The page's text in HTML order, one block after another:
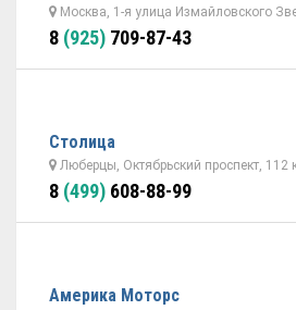
Москва, 1-я улица Измайловского
8 (925) 709-87-43
Столица
Люберцы, Октябрьский проспект, 112
8 (499) 608-88-99
Америка Моторс